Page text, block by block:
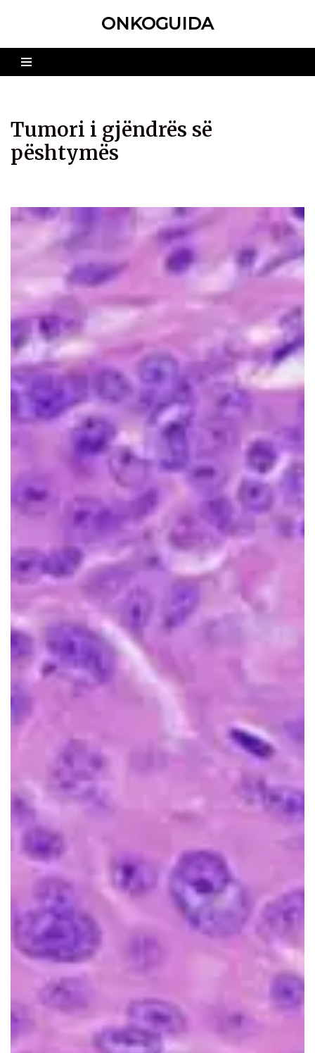
to
content
ONKOGUIDA
Tumori i gjëndrës së
pështymës